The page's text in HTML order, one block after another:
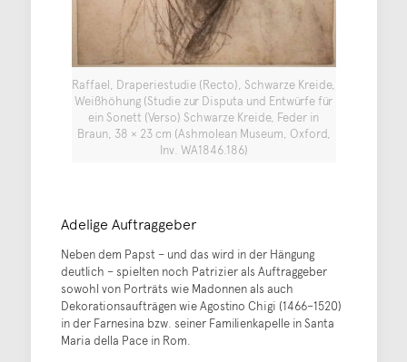
Raffael, Draperiestudie (Recto), Schwarze Kreide,
Weißhöhung (Studie zur Disputa und Entwürfe für
ein Sonett (Verso) Schwarze Kreide, Feder in
Braun, 38 × 23 cm (Ashmolean Museum, Oxford,
Inv. WA1846.186)
Adelige Auftraggeber
Neben dem Papst – und das wird in der Hängung
deutlich – spielten noch Patrizier als Auftraggeber
sowohl von Porträts wie Madonnen als auch
Dekorationsaufträgen wie Agostino Chigi (1466–1520)
in der Farnesina bzw. seiner Familienkapelle in Santa
Maria della Pace in Rom.